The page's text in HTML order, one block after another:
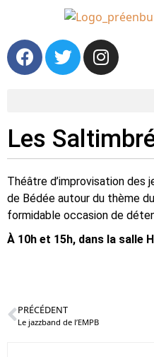
Les
Théâtre d’improvisation des
de Bédée autour du thème
formidable occasion de
À 10h et 15h, dans la salle
PRÉCÉDENT
Le jazzband de l’EMPB